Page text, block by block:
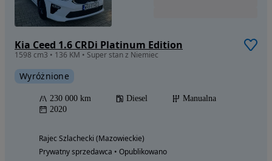
Kia Ceed 1.6 CRDi Platinum Edition
1598 cm3 • 136 KM • Super stan z Niemiec
Wyróżnione
230 000 km Diesel
Manualna
2020
Rajec Szlachecki (Mazowieckie)
Prywatny sprzedawca • Opublikowano